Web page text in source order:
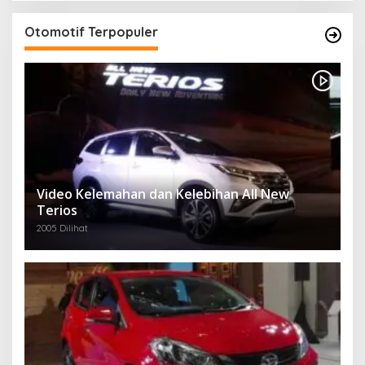
Otomotif Terpopuler
Video Kelemahan dan Kelebihan All New
Terios
2005 Dilihat